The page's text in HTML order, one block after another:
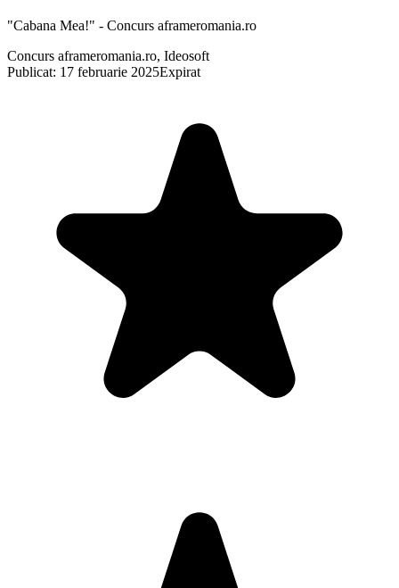
"Cabana Mea!" - Concurs aframeromania.ro
Concurs aframeromania.ro, Ideosoft
Publicat: 17 februarie 2025Expirat